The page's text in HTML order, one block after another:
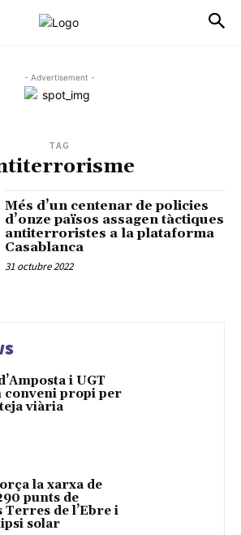
- Advertisement -
TAG
Més d’un centenar de policies
d’onze països assagen tàctiques
antiterroristes a la plataforma
Casablanca
31 octubre 2022
i UGT
conveni propi per
viària
la xarxa de
punts de
de l’Ebre i
solar